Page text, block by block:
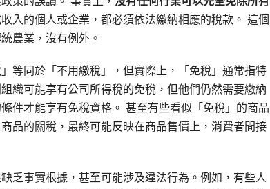
入的個人或企業，都必須依法繳納相應的稅款。 這個
農業，沒有例外。
等同於「不用繳稅」，但實際上，「免稅」通常指特
織可能享有公司所得稅的免稅，但他們仍然需要繳納
件才能享有免稅資格。 甚至有些看似「免稅」的商品
品的關稅，最終可能反映在商品售價上，消費者間接
乏事實根據，甚至可能涉及違法行為。例如，有些人